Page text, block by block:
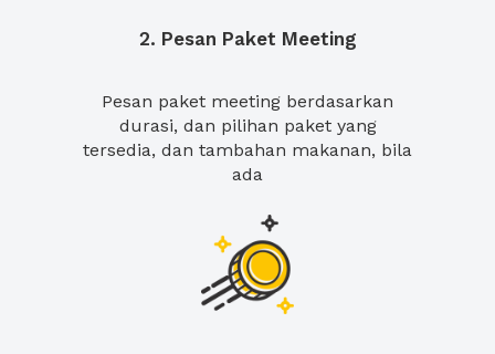
2. Pesan Paket Meeting
Pesan paket meeting berdasarkan
durasi, dan pilihan paket yang
tersedia, dan tambahan makanan, bila
ada